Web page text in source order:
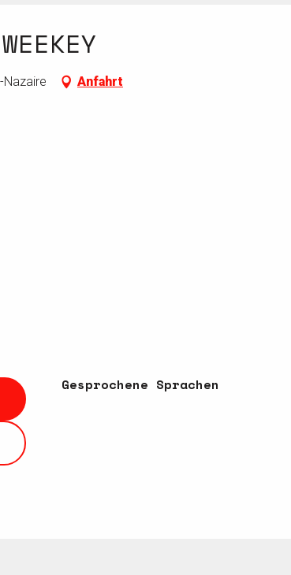
Nazaire Anfahrt
Gesprochene Sprachen
Gesprochene Sprachen